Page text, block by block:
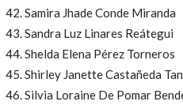
Samira Jhade Conde Miranda
Sandra Luz Linares Reátegui
Shelda Elena Pérez Torneros
Shirley Janette Castañeda
Silvia Loraine De Pomar